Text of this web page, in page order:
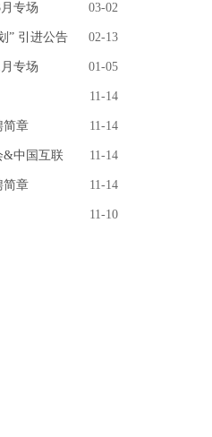
专场 03-02
” 引进公告 02-13
专场 01-05
11-14
简章 11-14
&中国互联 11-14
简章 11-14
11-10